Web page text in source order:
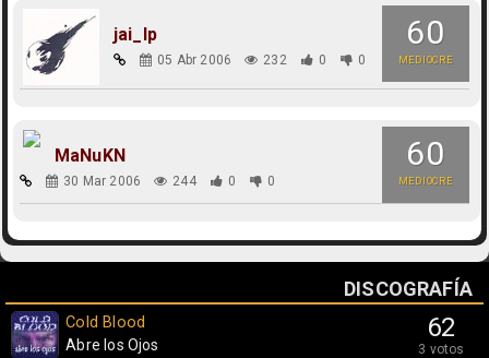
60
MEDIOCRE
jai_lp
05 Abr 2006 232 0 0
60
MEDIOCRE
MaNuKN
30 Mar 2006 244 0 0
DISCOGRAFÍA
62
3 votos
Cold Blood
Abre los Ojos